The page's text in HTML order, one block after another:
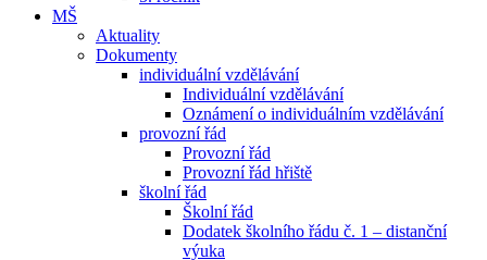
MŠ
Aktuality
Dokumenty
individuální vzdělávání
Individuální vzdělávání
Oznámení o individuálním vzdělávání
provozní řád
Provozní řád
Provozní řád hřiště
školní řád
Školní řád
Dodatek školního řádu č. 1 – distanční
výuka